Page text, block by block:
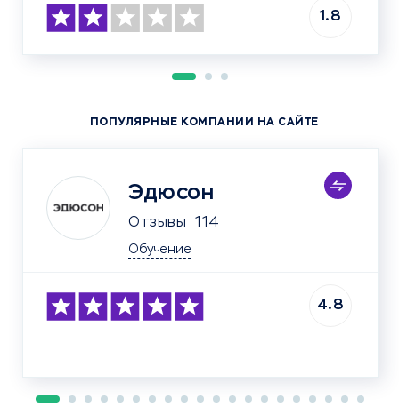
1.8
ПОПУЛЯРНЫЕ КОМПАНИИ НА САЙТЕ
Эдюсон
Отзывы 114
Обучение
4.8